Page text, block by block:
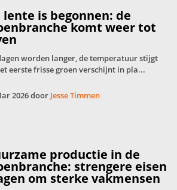
lente is begonnen: de
komt weer tot
worden langer, de temperatuur stijgt
eerste frisse groen verschijnt in pla...
2026 door Jesse Timmen
productie in de
strengere eisen
om sterke vakmensen